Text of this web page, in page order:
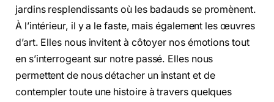
jardins resplendissants où les badauds se promènent.
À l’intérieur, il y a le faste, mais également les œuvres
d’art. Elles nous invitent à côtoyer nos émotions tout
en s’interrogeant sur notre passé. Elles nous
permettent de nous détacher un instant et de
contempler toute une histoire à travers quelques